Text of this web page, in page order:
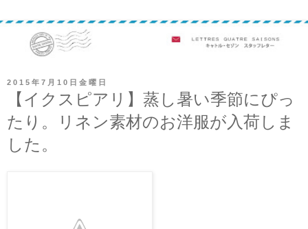
2015年7月10日金曜日
【イクスピアリ】蒸し暑い季節にぴっ
たり。リネン素材のお洋服が入荷しま
した。